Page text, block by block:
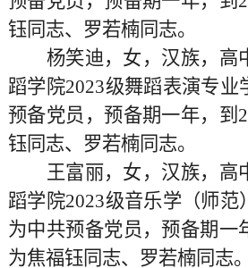
钰同志、罗若楠同志。
杨笑迪 ， 女， 汉族， 高
蹈学院2023级舞蹈表演专业
预备党员 ，预备期一年，到
钰同志、罗若楠同志。
王富丽， 女， 汉族， 高
蹈学院2023级音乐学（师范）
为中共预备党员 ，预备期一
为焦福钰同志、罗若楠同志。